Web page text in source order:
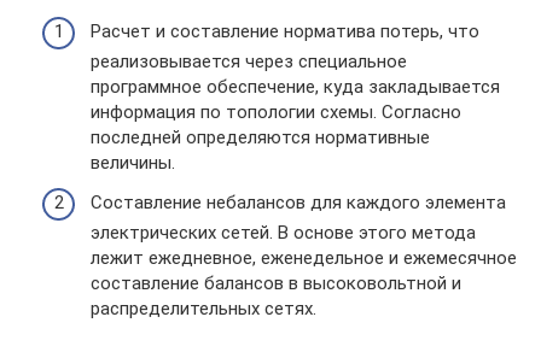
Расчет и составление норматива потерь, что
реализовывается через специальное
программное обеспечение, куда закладывается
информация по топологии схемы. Согласно
последней определяются нормативные
величины.
Составление небалансов для каждого элемента
электрических сетей. В основе этого метода
лежит ежедневное, еженедельное и ежемесячное
составление балансов в высоковольтной и
распределительных сетях.